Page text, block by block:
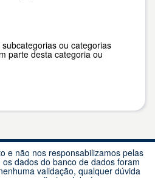
ou categorias
parte desta categoria ou
e não nos responsabilizamos pelas
dados do banco de dados foram
validação, qualquer dúvida